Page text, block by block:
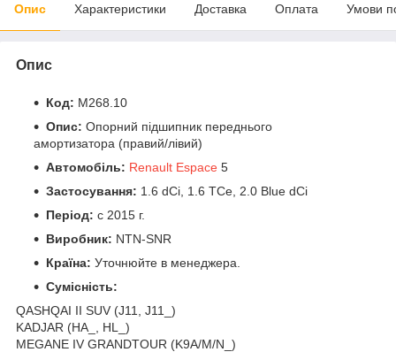
Опис Характеристики Доставка Оплата Умови
Опис
Код: M268.10
Опис: Опорний підшипник переднього
амортизатора (правий/лівий)
Автомобіль: Renault Espace 5
Застосування: 1.6 dCi, 1.6 TCe, 2.0 Blue dCi
Період: c 2015 г.
Виробник: NTN-SNR
Країна: Уточнюйте в менеджера.
Сумісність:
QASHQAI II SUV (J11, J11_)
KADJAR (HA_, HL_)
MEGANE IV GRANDTOUR (K9A/M/N_)